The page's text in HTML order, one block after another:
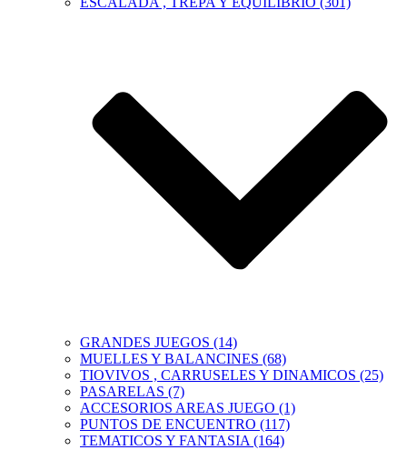
GRANDES JUEGOS (14)
MUELLES Y BALANCINES (68)
TIOVIVOS , CARRUSELES Y DINAMICOS (25)
PASARELAS (7)
ACCESORIOS AREAS JUEGO (1)
PUNTOS DE ENCUENTRO (117)
TEMATICOS Y FANTASIA (164)